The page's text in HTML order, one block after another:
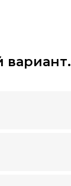
вариант.